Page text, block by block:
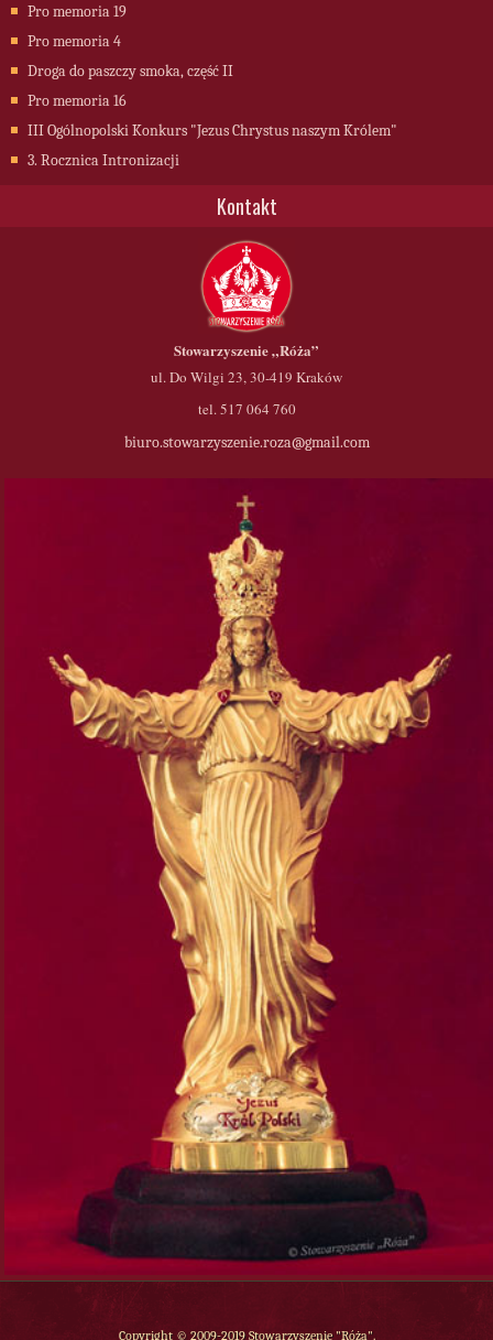
Pro memoria 19
Pro memoria 4
Droga do paszczy smoka, część II
Pro memoria 16
III Ogólnopolski Konkurs "Jezus Chrystus naszym Królem"
3. Rocznica Intronizacji
Kontakt
Stowarzyszenie„Róża”
ul. Do Wilgi 23, 30-419 Kraków
tel. 517 064 760
biuro.stowarzyszenie.roza@gmail.com
Copyright © 2009-2019 Stowarzyszenie "Róża".